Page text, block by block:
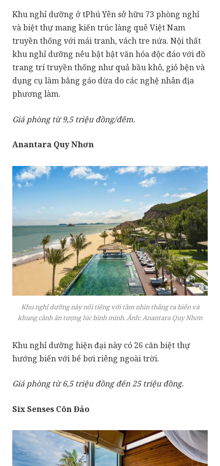
Khu nghỉ dưỡng ở tPhú Yên sở hữu 73 phòng nghỉ
và biệt thự mang kiến ​​trúc làng quê Việt Nam
truyền thống với mái tranh, vách tre nứa. Nội thất
khu nghỉ dưỡng nêu bật bật văn hóa độc đáo với đồ
trang trí truyền thống như quả bầu khô, giỏ bện và
dụng cụ làm bằng gáo dừa do các nghệ nhân địa
phương làm.
Giá phòng từ 9,5 triệu đồng/đêm.
Anantara Quy Nhơn
Khu nghỉ dưỡng này nổi tiếng với tầm nhìn thẳng ra biển và
khung cảnh ấn tượng lúc bình minh. Ảnh: Anantara Quy Nhơn
Khu nghỉ dưỡng hiện đại này có 26 căn biệt thự
hướng biển với bể bơi riêng ngoài trời.
Giá phòng từ 6,5 triệu đồng đến 25 triệu đồng.
Six Senses Côn Đảo